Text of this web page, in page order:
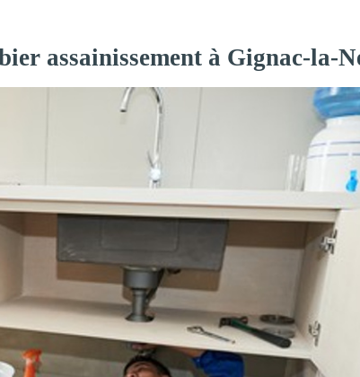
assainissement à Gignac-la-